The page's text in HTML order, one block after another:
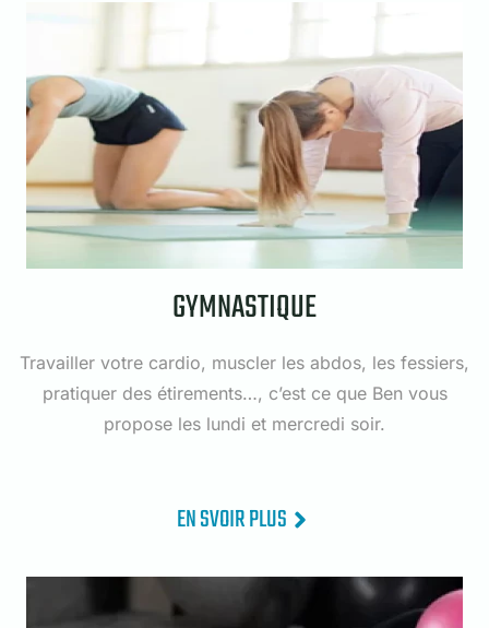
GYMNASTIQUE
Travailler votre cardio, muscler les abdos, les fessiers,
pratiquer des étirements…, c’est ce que Ben vous
propose les lundi et mercredi soir.
EN SVOIR PLUS